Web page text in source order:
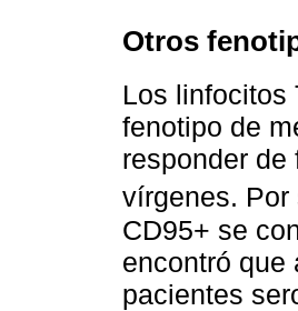
Otros
Los linfocitos
fenotipo de
responder
vírgenes. Por
CD95+ se
encontró que
pacientes